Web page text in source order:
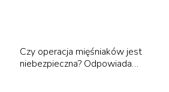
Czy operacja mięśniaków jest
niebezpieczna? Odpowiadamy